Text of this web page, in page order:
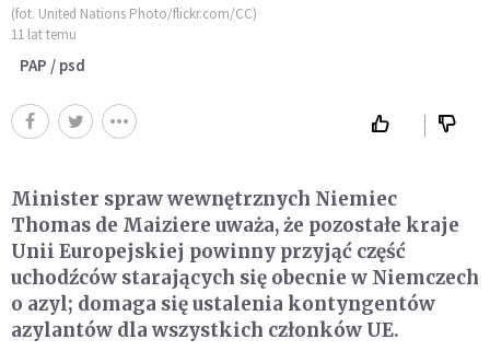
(fot. United Nations Photo/flickr.com/CC)
11 lat temu
PAP / psd
Minister spraw wewnętrznych Niemiec
Thomas de Maiziere uważa, że pozostałe kraje
Unii Europejskiej powinny przyjąć część
uchodźców starających się obecnie w Niemczech
o azyl; domaga się ustalenia kontyngentów
azylantów dla wszystkich członków UE.